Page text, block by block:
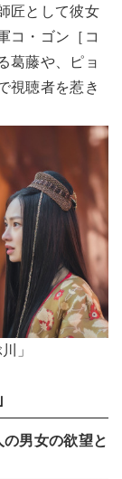
匠として彼女
コ・ゴン［コ
葛藤や、ピョ
視聴者を惹き
」
男女の欲望と